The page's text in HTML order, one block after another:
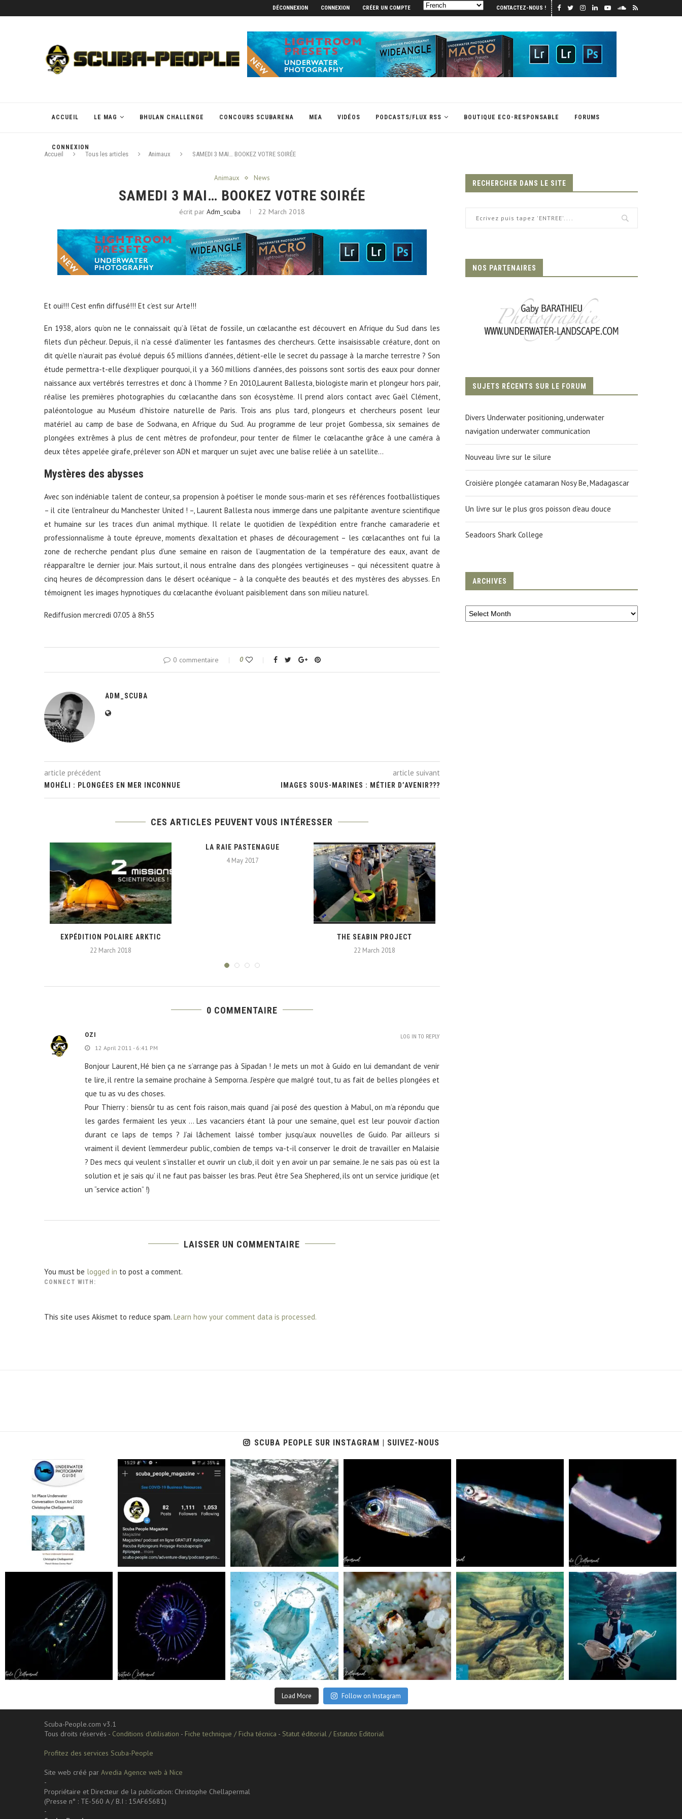
DÉCONNEXION CONNEXION CRÉER UN COMPTE CONTACTEZ-NOUS !
ACCUEIL LE MAG BHULAN CHALLENGE CONCOURS SCUBARENA MEA VIDÉOS PODCASTS/FLUX RSS BOUTIQUE ECO-RESPONSABLE FORUMS
CONNEXION
Accueil Tous les articles Animaux SAMEDI 3 MAI… BOOKEZ VOTRE SOIRÉE
Animaux News
SAMEDI 3 MAI… BOOKEZ VOTRE SOIRÉE
écrit par Adm_scuba 22 March 2018
Et oui!!! C’est enfin diffusé!!! Et c’est sur Arte!!!
En 1938, alors qu’on ne le connaissait qu’à l’état de fossile, un cœlacanthe est découvert en Afrique du Sud dans les
filets d’un pêcheur. Depuis, il n’a cessé d’alimenter les fantasmes des chercheurs. Cette insaisissable créature, dont on
dit qu’elle n’aurait pas évolué depuis 65 millions d’années, détient-elle le secret du passage à la marche terrestre ? Son
étude permettra-t-elle d’expliquer pourquoi, il y a 360 millions d’années, des poissons sont sortis des eaux pour donner
naissance aux vertébrés terrestres et donc à l’homme ? En 2010,Laurent Ballesta, biologiste marin et plongeur hors pair,
réalise les premières photographies du cœlacanthe dans son écosystème. Il prend alors contact avec Gaël Clément,
paléontologue au Muséum d’histoire naturelle de Paris. Trois ans plus tard, plongeurs et chercheurs posent leur
matériel au camp de base de Sodwana, en Afrique du Sud. Au programme de leur projet Gombessa, six semaines de
plongées extrêmes à plus de cent mètres de profondeur, pour tenter de filmer le cœlacanthe grâce à une caméra à
deux têtes appelée girafe, prélever son ADN et marquer un sujet avec une balise reliée à un satellite…
Mystères des abysses
Avec son indéniable talent de conteur, sa propension à poétiser le monde sous-marin et ses références footballistiques
– il cite l’entraîneur du Manchester United ! –, Laurent Ballesta nous immerge dans une palpitante aventure scientifique
et humaine sur les traces d’un animal mythique. Il relate le quotidien de l’expédition entre franche camaraderie et
professionnalisme à toute épreuve, moments d’exaltation et phases de découragement – les cœlacanthes ont fui la
zone de recherche pendant plus d’une semaine en raison de l’augmentation de la température des eaux, avant de
réapparaître le dernier jour. Mais surtout, il nous entraîne dans des plongées vertigineuses – qui nécessitent quatre à
cinq heures de décompression dans le désert océanique – à la conquête des beautés et des mystères des abysses. En
témoignent les images hypnotiques du cœlacanthe évoluant paisiblement dans son milieu naturel.
Rediffusion mercredi 07.05 à 8h55
0 commentaire 0
ADM_SCUBA
article précédent
MOHÉLI : PLONGÉES EN MER INCONNUE
article suivant
IMAGES SOUS-MARINES : MÉTIER D’AVENIR???
CES ARTICLES PEUVENT VOUS INTÉRESSER
EXPÉDITION POLAIRE ARKTIC
22 March 2018
LA RAIE PASTENAGUE
4 May 2017
THE SEABIN PROJECT
22 March 2018
0 COMMENTAIRE
OZI
12 April 2011 - 6:41 PM
Bonjour Laurent, Hé bien ça ne s’arrange pas à Sipadan ! Je mets un mot à Guido en lui demandant de venir
te lire, il rentre la semaine prochaine à Semporna. J’espère que malgré tout, tu as fait de belles plongées et
que tu as vu des choses.
Pour Thierry : biensûr tu as cent fois raison, mais quand j’ai posé des question à Mabul, on m’a répondu que
les gardes fermaient les yeux … Les vacanciers étant là pour une semaine, quel est leur pouvoir d’action
durant ce laps de temps ? J’ai lâchement laissé tomber jusqu’aux nouvelles de Guido. Par ailleurs si
vraiment il devient l’emmerdeur public, combien de temps va-t-il conserver le droit de travailler en Malaisie
? Des mecs qui veulent s’installer et ouvrir un club, il doit y en avoir un par semaine. Je ne sais pas où est la
solution et je sais qu’ il ne faut pas baisser les bras. Peut être Sea Shephered, ils ont un service juridique (et
un “service action” !)
LOG IN TO REPLY
LAISSER UN COMMENTAIRE
You must be logged in to post a comment.
CONNECT WITH:
This site uses Akismet to reduce spam. Learn how your comment data is processed.
RECHERCHER DANS LE SITE
NOS PARTENAIRES
SUJETS RÉCENTS SUR LE FORUM
Divers Underwater positioning, underwater
navigation underwater communication
Nouveau livre sur le silure
Croisière plongée catamaran Nosy Be, Madagascar
Un livre sur le plus gros poisson d'eau douce
Seadoors Shark College
ARCHIVES
SCUBA PEOPLE SUR INSTAGRAM | SUIVEZ-NOUS
scuba_people_magazine
Jan 17
scuba_people_magazine
Nov 5
scuba_people_magazine
Nov 5
Sep 24
scuba_people_magazine scuba_people_magazine
Sep 2
scuba_people_magazine
Aug 14
scuba_people_magazine
Jun 15
scuba_people_magazine
May 31
Load More Follow on Instagram
Scuba-People.com v3.1
Tous droits réservés - Conditions d'utilisation - Fiche technique / Ficha técnica - Statut éditorial / Estatuto Editorial
Profitez des services Scuba-People
Site web créé par Avedia Agence web à Nice
-
Propriétaire et Directeur de la publication: Christophe Chellapermal
(Presse n° : TE-560 A / B.I : 15AF65681)
-